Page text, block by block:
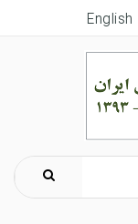
English